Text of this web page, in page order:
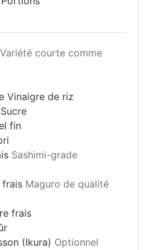
Variété courte comme
Vinaigre de riz
Sucre
fin
Sashimi-grade
frais Maguro de qualité
frais
(Ikura) Optionnel